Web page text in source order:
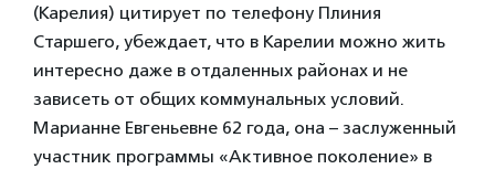
(Карелия) цитирует по телефону Плиния
Старшего, убеждает, что в Карелии можно жить
интересно даже в отдаленных районах и не
зависеть от общих коммунальных условий.
Марианне Евгеньевне 62 года, она – заслуженный
участник программы «Активное поколение» в